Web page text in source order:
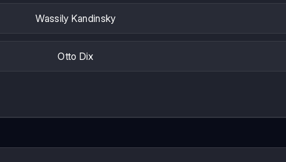
Wassily Kandinsky
Otto Dix